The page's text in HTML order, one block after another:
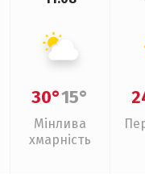
30°15°
Мінлива
хмарність